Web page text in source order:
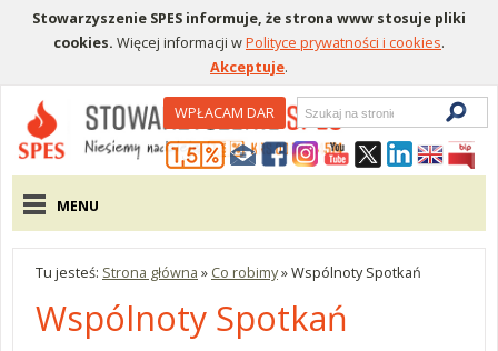
Stowarzyszenie SPES informuje, że strona www stosuje pliki
cookies. Więcej informacji wPolityce prywatności i cookies.
Akceptuje.
Menu pomocniczeWPŁACAM DAR
Wyszukiwarka
Menu główne
MENU
Tu jesteś: Strona główna » Co robimy»Wspólnoty Spotkań
Wspólnoty Spotkań